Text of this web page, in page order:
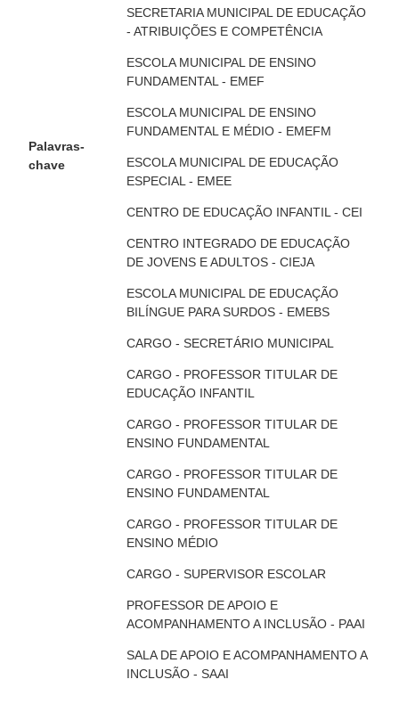
Palavras-
chave
SECRETARIA MUNICIPAL DE EDUCAÇÃO
- ATRIBUIÇÕES E COMPETÊNCIA
ESCOLA MUNICIPAL DE ENSINO
FUNDAMENTAL - EMEF
ESCOLA MUNICIPAL DE ENSINO
FUNDAMENTAL E MÉDIO - EMEFM
ESCOLA MUNICIPAL DE EDUCAÇÃO
ESPECIAL - EMEE
CENTRO DE EDUCAÇÃO INFANTIL - CEI
CENTRO INTEGRADO DE EDUCAÇÃO
DE JOVENS E ADULTOS - CIEJA
ESCOLA MUNICIPAL DE EDUCAÇÃO
BILÍNGUE PARA SURDOS - EMEBS
CARGO - SECRETÁRIO MUNICIPAL
CARGO - PROFESSOR TITULAR DE
EDUCAÇÃO INFANTIL
CARGO - PROFESSOR TITULAR DE
ENSINO FUNDAMENTAL
CARGO - PROFESSOR TITULAR DE
ENSINO FUNDAMENTAL
CARGO - PROFESSOR TITULAR DE
ENSINO MÉDIO
CARGO - SUPERVISOR ESCOLAR
PROFESSOR DE APOIO E
ACOMPANHAMENTO A INCLUSÃO - PAAI
SALA DE APOIO E ACOMPANHAMENTO A
INCLUSÃO - SAAI